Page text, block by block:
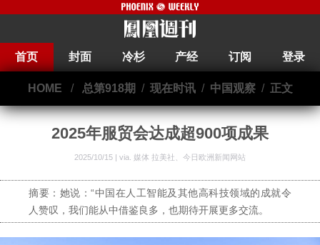
首页 封面 冷杉 产经 订阅 登录
HOME / 总第918期 / 现在时讯/ 中国观察/ 正文
2025年服贸会达成超900项成果
2025/10/15 | via. 媒体 拉美社、今日欧洲新闻网站
摘要：她说：“中国在人工智能及其他高科技领域的成就令
人赞叹，我们能从中借鉴良多，也期待开展更多交流。